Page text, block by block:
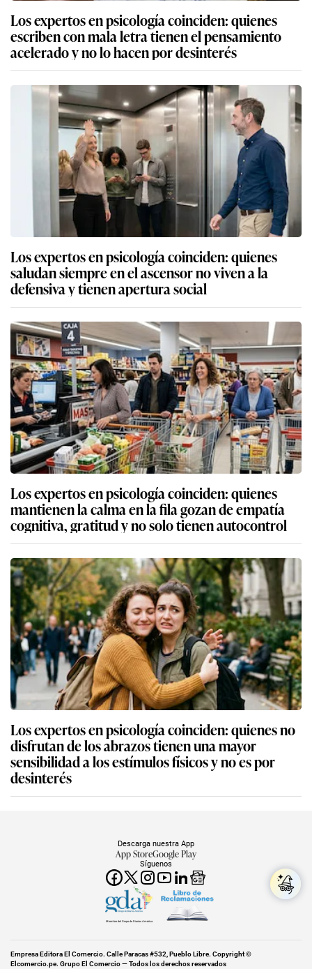
Los expertos en psicología coinciden: quienes
escriben con mala letra tienen el pensamiento
acelerado y no lo hacen por desinterés
Los expertos en psicología coinciden: quienes
saludan siempre en el ascensor no viven a la
defensiva y tienen apertura social
Los expertos en psicología coinciden: quienes
mantienen la calma en la fila gozan de empatía
cognitiva, gratitud y no solo tienen autocontrol
Los expertos en psicología coinciden: quienes no
disfrutan de los abrazos tienen una mayor
sensibilidad a los estímulos físicos y no es por
desinterés
Síguenos
Descarga nuestra App
App StoreGoogle Play
Miembro del Grupo de Diarios América
Empresa Editora El Comercio. Calle Paracas #532, Pueblo Libre. Copyright ©
Elcomercio.pe. Grupo El Comercio — Todos los derechos reservados